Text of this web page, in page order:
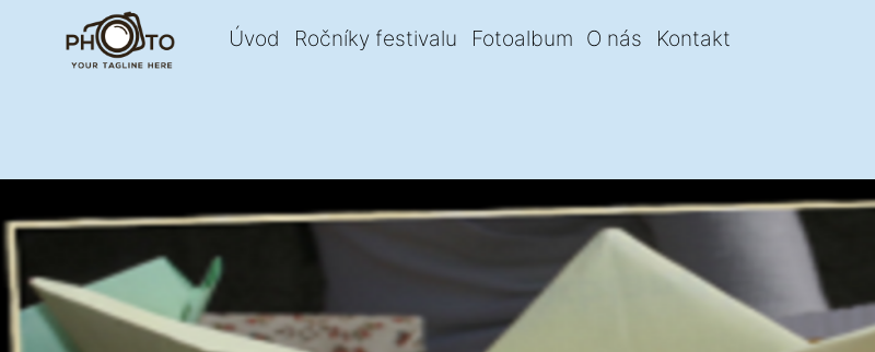
Úvod Ročníky festivalu Fotoalbum O nás Kontakt